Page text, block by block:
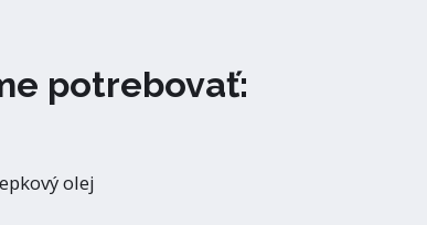
potrebovať:
olej